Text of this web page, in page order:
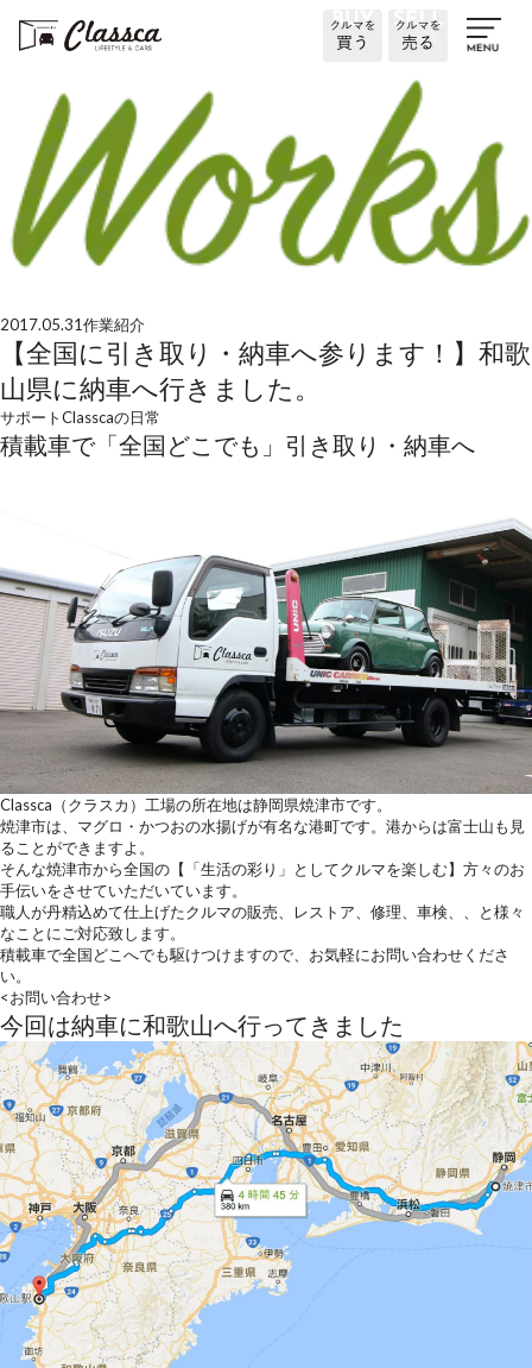
2017.05.31作業紹介
【全国に引き取り・納車へ参ります！】和歌
山県に納車へ行きました。
サポートClasscaの日常
積載車で「全国どこでも」引き取り・納車へ
Classca（クラスカ）工場の所在地は静岡県焼津市です。
焼津市は、マグロ・かつおの水揚げが有名な港町です。港からは富士山も見
ることができますよ。
そんな焼津市から全国の【「生活の彩り」としてクルマを楽しむ】方々のお
手伝いをさせていただいています。
職人が丹精込めて仕上げたクルマの販売、レストア、修理、車検、、と様々
なことにご対応致します。
積載車で全国どこへでも駆けつけますので、お気軽にお問い合わせくださ
い。
<お問い合わせ>
今回は納車に和歌山へ行ってきました